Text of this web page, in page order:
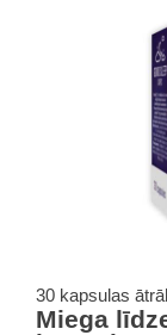
30 kapsulas
Miega